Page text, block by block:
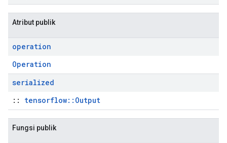
Atribut publik
operation
Operation
serialized
:: tensorflow::Output
Fungsi publik